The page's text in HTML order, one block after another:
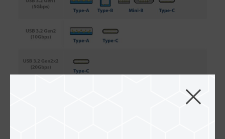
Podemos encontrar que con la evolución de las